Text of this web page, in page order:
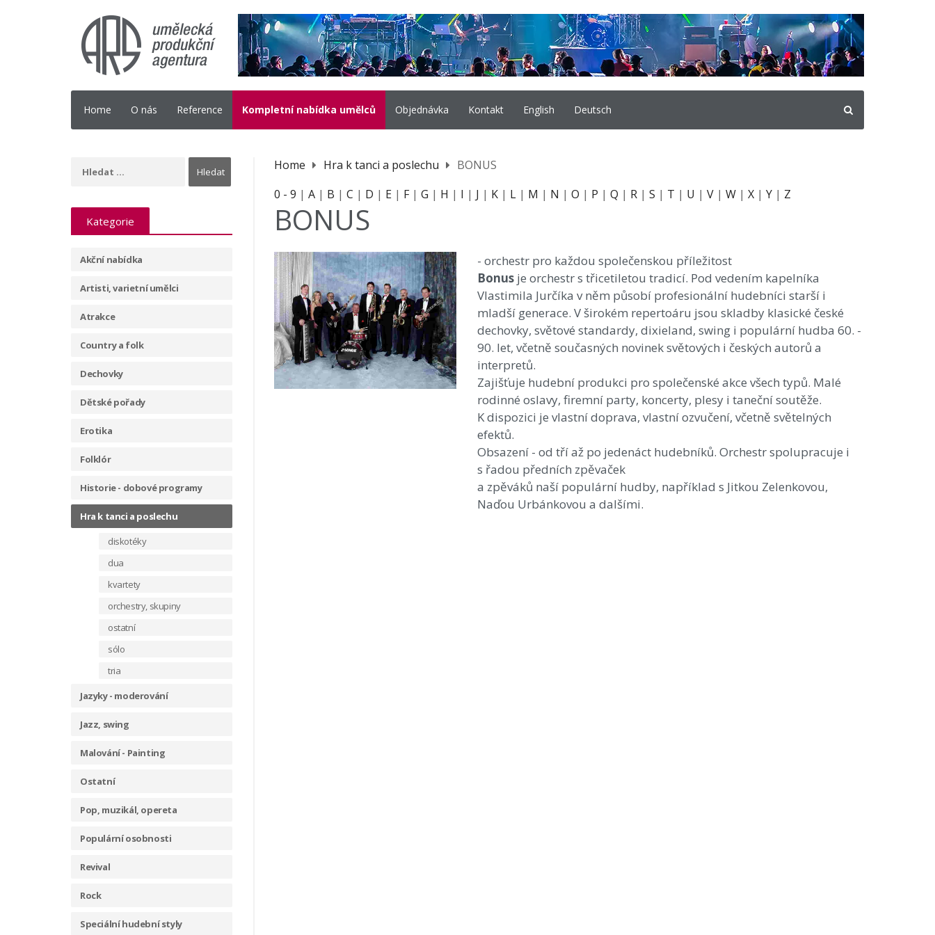
Home O nás Reference Kompletní nabídka umělců Objednávka Kontakt English Deutsch
Kategorie
Akční nabídka
Artisti, varietní umělci
Atrakce
Country a folk
Dechovky
Dětské pořady
Erotika
Folklór
Historie - dobové programy
Hra k tanci a poslechu
diskotéky
dua
kvartety
orchestry, skupiny
ostatní
sólo
tria
Jazyky - moderování
Jazz, swing
Malování - Painting
Ostatní
Pop, muzikál, opereta
Populární osobnosti
Revival
Rock
Speciální hudební styly
Home Hra k tanci a poslechu
BONUS
0 - 9 | A| B | C | D | E| F| G | H | I | J | K| L| M | N | O | P | Q | R| S | T | U | V| W| X| Y| Z
BONUS
- orchestr pro každou společenskou příležitost
Bonus je orchestr s třicetiletou tradicí. Pod vedením kapelníka
Vlastimila Jurčíka v něm působí profesionální hudebníci starší i
mladší generace. V širokém repertoáru jsou skladby klasické české
dechovky, světové standardy, dixieland, swing i populární hudba 60. -
90. let, včetně současných novinek světových i českých autorů a
interpretů.
Zajišťuje hudební produkci pro společenské akce všech typů. Malé
rodinné oslavy, firemní party, koncerty, plesy i taneční soutěže.
K dispozici je vlastní doprava, vlastní ozvučení, včetně světelných
efektů.
Obsazení - od tří až po jedenáct hudebníků. Orchestr spolupracuje i
s řadou předních zpěvaček
a zpěváků naší populární hudby, například s Jitkou Zelenkovou,
Naďou Urbánkovou a dalšími.